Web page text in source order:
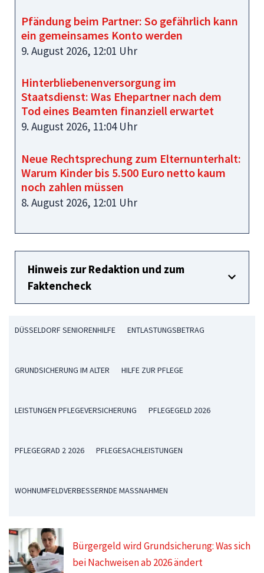
Pfändung beim Partner: So gefährlich kann
ein gemeinsames Konto werden
9. August 2026, 12:01 Uhr
Hinterbliebenenversorgung im
Staatsdienst: Was Ehepartner nach dem
Tod eines Beamten finanziell erwartet
9. August 2026, 11:04 Uhr
Neue Rechtsprechung zum Elternunterhalt:
Warum Kinder bis 5.500 Euro netto kaum
noch zahlen müssen
8. August 2026, 12:01 Uhr
Hinweis zur Redaktion und zum
Faktencheck
DÜSSELDORF SENIORENHILFE ENTLASTUNGSBETRAG
GRUNDSICHERUNG IM ALTER HILFE ZUR PFLEGE
LEISTUNGEN PFLEGEVERSICHERUNG PFLEGEGELD 2026
PFLEGEGRAD 2 2026 PFLEGESACHLEISTUNGEN
WOHNUMFELDVERBESSERNDE MASSNAHMEN
Bürgergeld wird Grundsicherung: Was sich
bei Nachweisen ab 2026 ändert